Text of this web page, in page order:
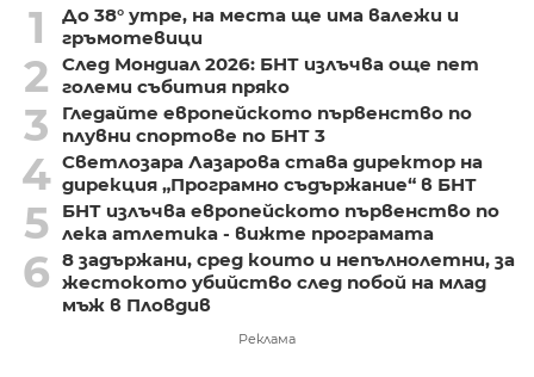
1
До 38° утре, на места ще има валежи и
гръмотевици
2
След Мондиал 2026: БНТ излъчва още пет
големи събития пряко
3
Гледайте европейското първенство по
плувни спортове по БНТ 3
4 Светлозара Лазарова става директор на
дирекция „Програмно съдържание“ в БНТ
5
БНТ излъчва европейското първенство по
лека атлетика - вижте програмата
6 8 задържани, сред които и непълнолетни, за
жестокото убийство след побой на млад
мъж в Пловдив
Реклама